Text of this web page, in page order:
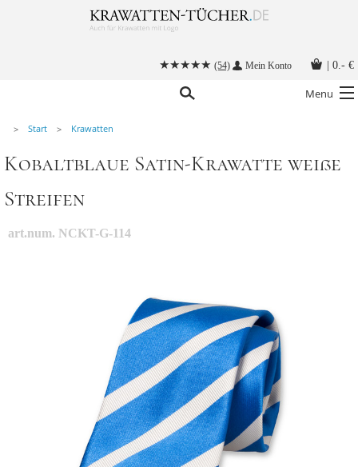
(54) Mein Konto 0.- €
Menu
Alle Accessoires
Stoffmasken
Krawatten mit Logo
Start Krawatten
Kobaltblaue Satin-Krawatte weiße
Streifen
art.num. NCKT-G-114